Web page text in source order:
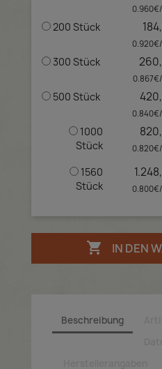
200 Stück
300 Stück
500 Stück
1000
Stück
1560
Stück
 IN DEN
Beschreibung